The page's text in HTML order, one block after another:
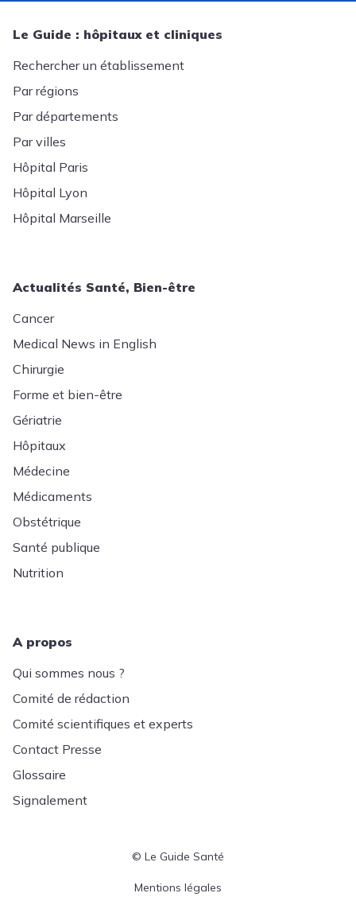
Le Guide : hôpitaux et cliniques
Rechercher un établissement
Par régions
Par départements
Par villes
Hôpital Paris
Hôpital Lyon
Hôpital Marseille
Actualités Santé, Bien-être
Cancer
Medical News in English
Chirurgie
Forme et bien-être
Gériatrie
Hôpitaux
Médecine
Médicaments
Obstétrique
Santé publique
Nutrition
A propos
Qui sommes nous ?
Comité de rédaction
Comité scientifiques et experts
Contact Presse
Glossaire
Signalement
© Le Guide Santé
Menu Pied de page
Mentions légales